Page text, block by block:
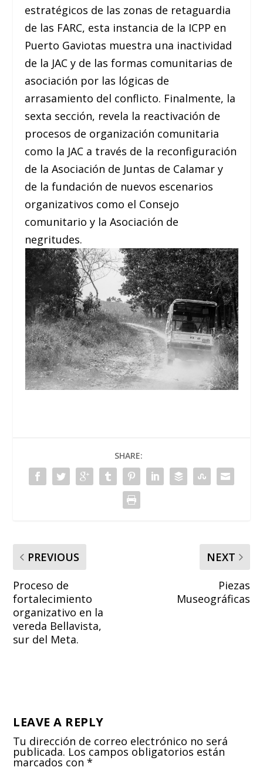
estratégicos de las zonas de retaguardia
de las FARC, esta instancia de la ICPP en
Puerto Gaviotas muestra una inactividad
de la JAC y de las formas comunitarias de
asociación por las lógicas de
arrasamiento del conflicto. Finalmente, la
sexta sección, revela la reactivación de
procesos de organización comunitaria
como la JAC a través de la reconfiguración
de la Asociación de Juntas de Calamar y
de la fundación de nuevos escenarios
organizativos como el Consejo
comunitario y la Asociación de
negritudes.
SHARE:
PREVIOUS
Proceso de
fortalecimiento
organizativo en la
vereda Bellavista,
sur del Meta.
NEXT
Piezas
Museográficas
LEAVE A REPLY
Tu dirección de correo electrónico no será
publicada. Los campos obligatorios están
marcados con*